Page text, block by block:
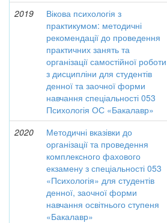
2019
Вікова психологія з
практикумом: методичні
рекомендації до проведення
практичних занять та
організації самостійної роботи
з дисципліни для студентів
денної та заочної форми
навчання спеціальності 053
Психологія ОС «Бакалавр»
2020
Методичні вказівки до
організації та проведення
комплексного фахового
екзамену з спеціальності 053
«Психологія» для студентів
денної, заочної форми
навчання освітнього ступеня
«Бакалавр»